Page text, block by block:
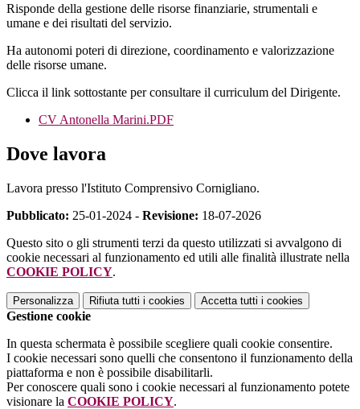
Risponde della gestione delle risorse finanziarie, strumentali e
umane e dei risultati del servizio.
Ha autonomi poteri di direzione, coordinamento e valorizzazione
delle risorse umane.
Clicca il link sottostante per consultare il curriculum del Dirigente.
CV Antonella Marini.PDF
Dove lavora
Lavora presso l'Istituto Comprensivo Cornigliano.
Pubblicato: 25-01-2024 - Revisione: 18-07-2026
Questo sito o gli strumenti terzi da questo utilizzati si avvalgono di
cookie necessari al funzionamento ed utili alle finalità illustrate nella
COOKIE POLICY.
Personalizza Rifiuta tutti i cookies Accetta tutti i cookies
Gestione cookie
In questa schermata è possibile scegliere quali cookie consentire.
I cookie necessari sono quelli che consentono il funzionamento della
piattaforma e non è possibile disabilitarli.
Per conoscere quali sono i cookie necessari al funzionamento potete
visionare la COOKIE POLICY.